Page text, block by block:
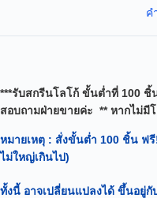
ค
***รับสกรีนโลโก้ ขั้นต่ำที่ 100
สอบถามฝ่ายขายค่ะ ** หากไม่
หมายเหตุ : สั่งขั้นต่ำ 100 ชิ้น ฟ
ไม่ใหญ่เกินไป)
ทั้งนี้ อาจเปลี่ยนแปลงได้ ขึ้นอยู่กั